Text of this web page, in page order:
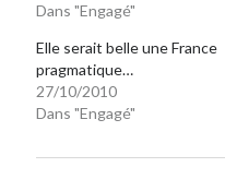
Dans "Engagé"
Elle serait belle une France
pragmatique…
27/10/2010
Dans "Engagé"